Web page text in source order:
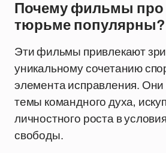
Почему фильмы про
тюрьме популярны?
Эти фильмы привлекают
уникальному сочетанию
элемента исправления.
темы командного духа,
личностного роста в
свободы.